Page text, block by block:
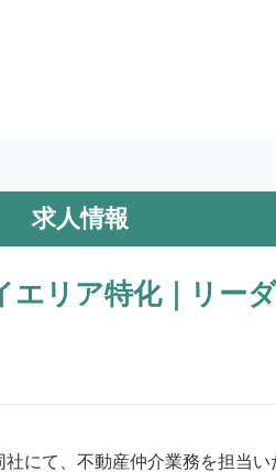
求人情報
エリア特化｜リー
にて、不動産仲介業務を担当